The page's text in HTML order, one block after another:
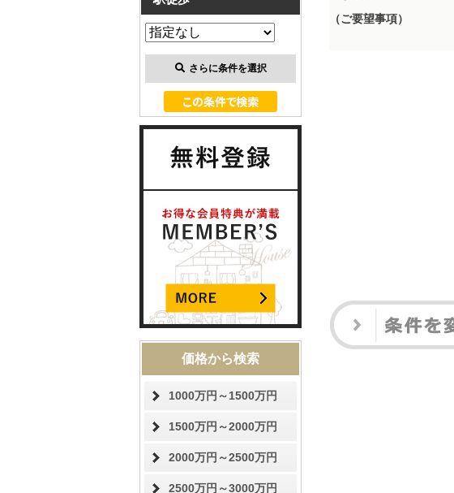
（ご要望事項）
さらに条件を選択
価格から検索
1000万円～1500万円
1500万円～2000万円
2000万円～2500万円
2500万円～3000万円